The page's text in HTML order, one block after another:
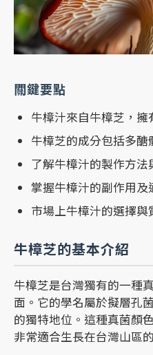
關鍵要點
牛樟汁來自牛樟芝，擁
牛樟芝的成分包括多醣
了解牛樟汁的製作方法
掌握牛樟汁的副作用及
市場上牛樟汁的選擇與
牛樟芝的基本介紹
牛樟芝是台灣獨有的一種
面。它的學名屬於擬層孔
的獨特地位。這種真菌顏
非常適合生長在台灣山區